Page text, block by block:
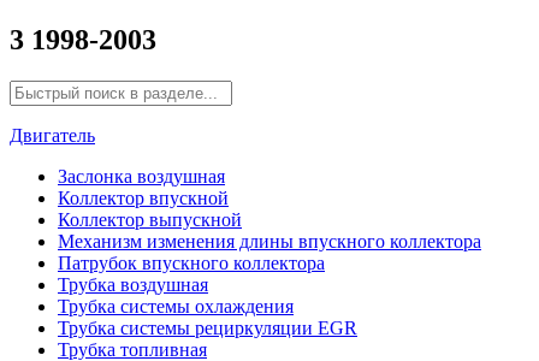
3 1998-2003
Двигатель
Заслонка воздушная
Коллектор впускной
Коллектор выпускной
Механизм изменения длины впускного коллектора
Патрубок впускного коллектора
Трубка воздушная
Трубка системы охлаждения
Трубка системы рециркуляции EGR
Трубка топливная